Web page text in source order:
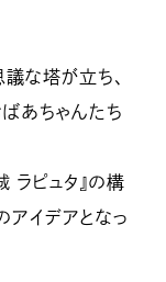
な塔が立ち、
あちゃんたち
ラピュタ』の構
アイデアとなっ